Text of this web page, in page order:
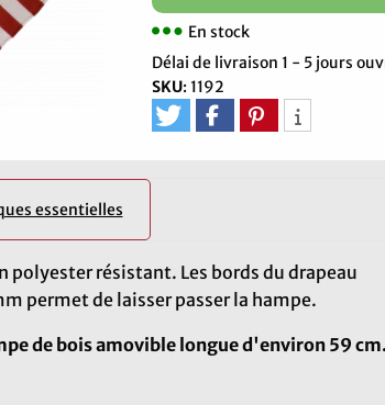
En stock
Délai de livraison 1 - 5 jours
SKU: 1192
essentielles
polyester résistant. Les bords du drapeau
permet de laisser passer la hampe.
de bois amovible longue d'environ 59